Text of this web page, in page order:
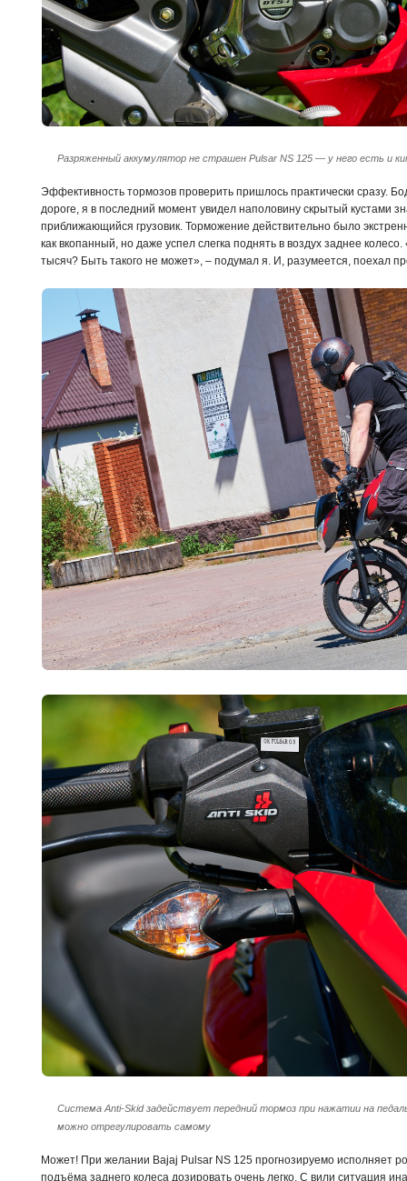
Разряженный аккумулятор не страшен Pulsar NS 125 — у него есть и
Эффективность тормозов проверить пришлось практически сразу.
дороге, я в последний момент увидел наполовину скрытый кустами
приближающийся грузовик. Торможение действительно было
как вкопанный, но даже успел слегка поднять в воздух заднее
тысяч? Быть такого не может», – подумал я. И, разумеется, поехал
Система Anti‑Skid задействует передний тормоз при нажатии на
можно отрегулировать самому
Может! При желании Bajaj Pulsar NS 125 прогнозируемо исполняет
подъёма заднего колеса дозировать очень легко. С вили ситуация